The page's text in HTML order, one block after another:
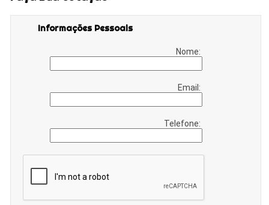
Informações Pessoais
Nome:
Email:
Telefone: